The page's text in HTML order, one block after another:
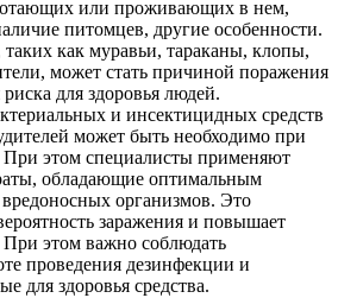
или проживающих в нем,
питомцев, другие особенности.
как муравьи, тараканы, клопы,
может стать причиной поражения
для здоровья людей.
и инсектицидных средств
может быть необходимо при
При этом специалисты применяют
обладающие оптимальным
организмов. Это
заражения и повышает
При этом важно соблюдать
проведения дезинфекции и
для здоровья средства.